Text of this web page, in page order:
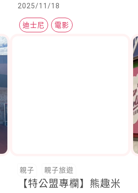
17歲新星萬中選一演莫
娜
2025/11/18
迪士尼 電影
親子 親子旅遊
【特公盟專欄】熊趣米